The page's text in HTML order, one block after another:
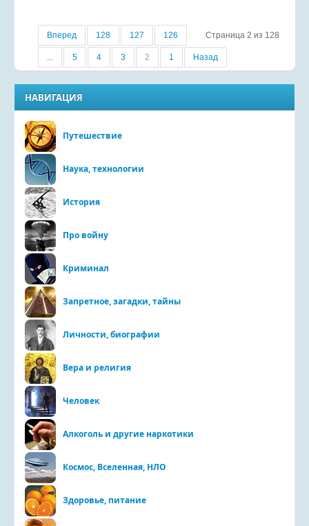
Страница 2 из 128
Вперед 128 127 126
5 4 3 2 1 Назад
НАВИГАЦИЯ
Путешествие
Наука, технологии
История
Про войну
Криминал
Запретное, загадки, тайны
Личности, биографии
Вера и религия
Человек
Алкоголь и другие наркотики
Космос, Вселенная, НЛО
Здоровье, питание